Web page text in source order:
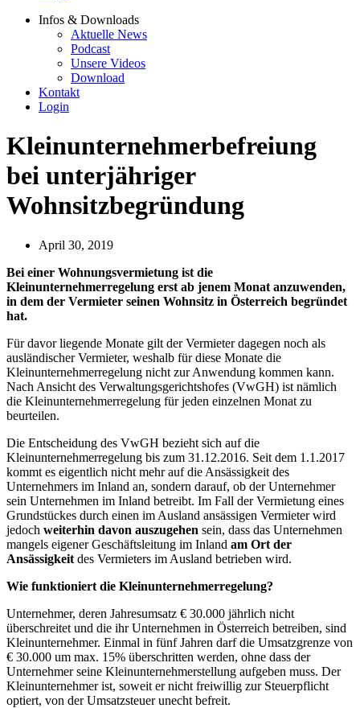
Infos & Downloads
Aktuelle News
Podcast
Unsere Videos
Download
Kontakt
Login
Kleinunternehmerbefreiung
bei unterjähriger
Wohnsitzbegründung
April 30, 2019
Bei einer Wohnungsvermietung ist die
Kleinunternehmerregelung erst ab jenem Monat anzuwenden,
in dem der Vermieter seinen Wohnsitz in Österreich begründet
hat.
Für davor liegende Monate gilt der Vermieter dagegen noch als
ausländischer Vermieter, weshalb für diese Monate die
Kleinunternehmerregelung nicht zur Anwendung kommen kann.
Nach Ansicht des Verwaltungsgerichtshofes (VwGH) ist nämlich
die Kleinunternehmerregelung für jeden einzelnen Monat zu
beurteilen.
Die Entscheidung des VwGH bezieht sich auf die
Kleinunternehmerregelung bis zum 31.12.2016. Seit dem 1.1.2017
kommt es eigentlich nicht mehr auf die Ansässigkeit des
Unternehmers im Inland an, sondern darauf, ob der Unternehmer
sein Unternehmen im Inland betreibt. Im Fall der Vermietung eines
Grundstückes durch einen im Ausland ansässigen Vermieter wird
jedoch weiterhin davon auszugehen sein, dass das Unternehmen
mangels eigener Geschäftsleitung im Inland am Ort der
Ansässigkeit des Vermieters im Ausland betrieben wird.
Wie funktioniert die Kleinunternehmerregelung?
Unternehmer, deren Jahresumsatz € 30.000 jährlich nicht
überschreitet und die ihr Unternehmen in Österreich betreiben, sind
Kleinunternehmer. Einmal in fünf Jahren darf die Umsatzgrenze von
€ 30.000 um max. 15% überschritten werden, ohne dass der
Unternehmer seine Kleinunternehmerstellung aufgeben muss. Der
Kleinunternehmer ist, soweit er nicht freiwillig zur Steuerpflicht
optiert, von der Umsatzsteuer unecht befreit.